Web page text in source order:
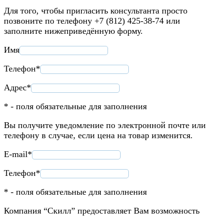
Для того, чтобы пригласить консультанта просто
позвоните по телефону +7 (812) 425-38-74 или
заполните нижеприведённую форму.
Имя
Телефон*
Адрес*
* - поля обязательные для заполнения
Вы получите уведомление по электронной почте или
телефону в случае, если цена на товар изменится.
E-mail*
Телефон*
* - поля обязательные для заполнения
Компания “Скилл” предоставляет Вам возможность